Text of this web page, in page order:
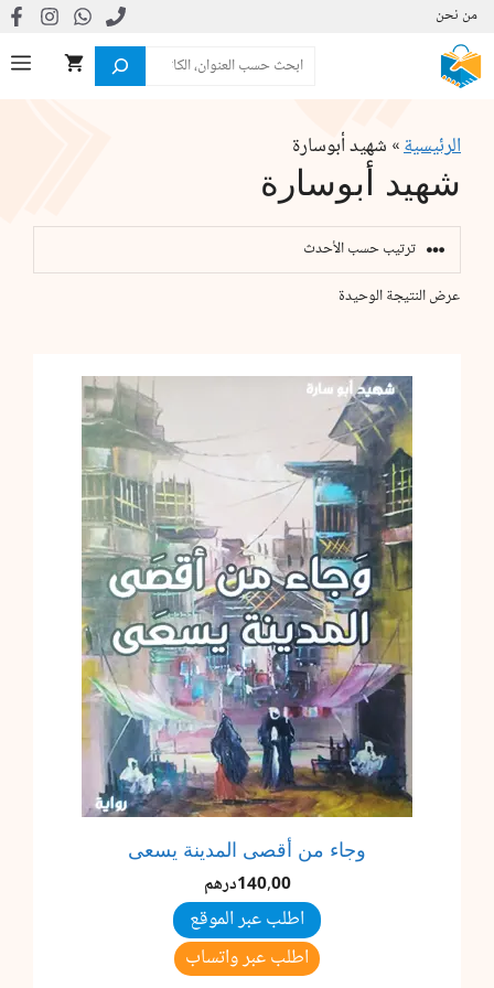
انتقل
إلى
المحتوى
من نحن
البحث
الرئيسية» شهيد أبوسارة
شهيد أبوسارة
عرض النتيجة الوحيدة
وجاء من أقصى المدينة يسعى
140,00درهم
اطلب عبر الموقع
اطلب عبر واتساب